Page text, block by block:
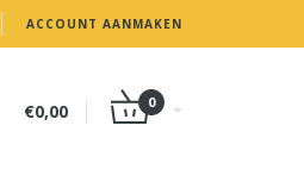
ACCOUNT AANMAKEN
€0,00 0